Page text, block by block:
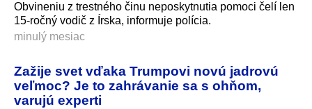
Obvineniu z trestného činu neposkytnutia pomoci čelí len
15-ročný vodič z Írska, informuje polícia.
minulý mesiac
Zažije svet vďaka Trumpovi novú jadrovú
veľmoc? Je to zahrávanie sa s ohňom,
varujú experti